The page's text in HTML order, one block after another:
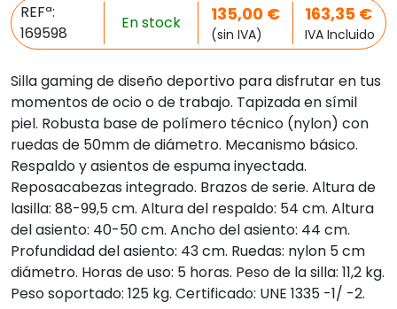
REFª:
169598
En stock 135,00 €
(sin IVA)
163,35 €
IVA Incluido
Silla gaming de diseño deportivo para disfrutar en tus
momentos de ocio o de trabajo. Tapizada en símil
piel. Robusta base de polímero técnico (nylon) con
ruedas de 50mm de diámetro. Mecanismo básico.
Respaldo y asientos de espuma inyectada.
Reposacabezas integrado. Brazos de serie. Altura de
lasilla: 88-99,5 cm. Altura del respaldo: 54 cm. Altura
del asiento: 40-50 cm. Ancho del asiento: 44 cm.
Profundidad del asiento: 43 cm. Ruedas: nylon 5 cm
diámetro. Horas de uso: 5 horas. Peso de la silla: 11,2 kg.
Peso soportado: 125 kg. Certificado: UNE 1335 -1/ -2.